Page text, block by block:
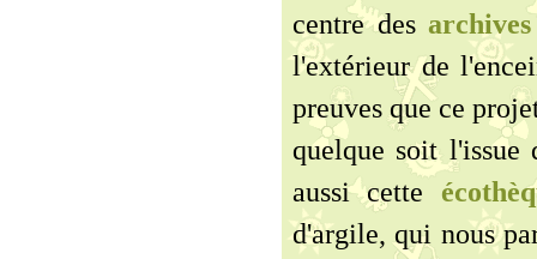
centre des
l'extérieur de
preuves que ce
quelque soit l'issue
aussi cette
d'argile, qui nous